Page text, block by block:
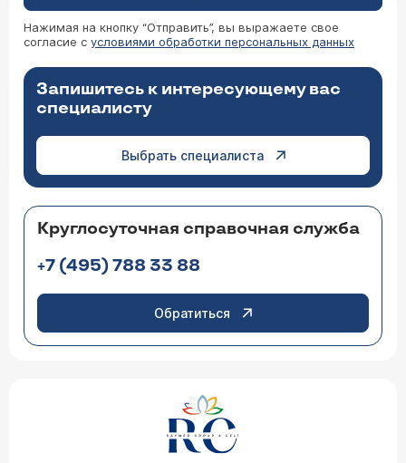
Нажимая на кнопку “Отправить”, вы выражаете свое
согласие с условиями обработки персональных данных
Запишитесь к интересующему вас
специалисту
Выбрать специалиста
Круглосуточная справочная служба
+7 (495) 788 33 88
Обратиться